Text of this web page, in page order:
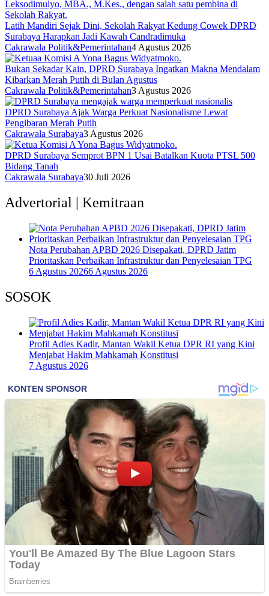
Latih Mandiri Sejak Dini, Sekolah Rakyat Kedung Cowek DPRD
Surabaya Harapkan Jadi Kawah Candradimuka
Cakrawala Politik&Pemerintahan4 Agustus 2026
Bukan Sekadar Kain, DPRD Surabaya Ingatkan Makna Mendalam
Kibarkan Merah Putih di Bulan Agustus
Cakrawala Politik&Pemerintahan3 Agustus 2026
DPRD Surabaya Ajak Warga Perkuat Nasionalisme Lewat
Pengibaran Merah Putih
Cakrawala Surabaya3 Agustus 2026
DPRD Surabaya Semprot BPN 1 Usai Batalkan Kuota PTSL 500
Bidang Tanah
Cakrawala Surabaya30 Juli 2026
Advertorial | Kemitraan
Nota Perubahan APBD 2026 Disepakati, DPRD Jatim
Prioritaskan Perbaikan Infrastruktur dan Penyelesaian TPG
6 Agustus 20266 Agustus 2026
SOSOK
Profil Adies Kadir, Mantan Wakil Ketua DPR RI yang Kini
Menjabat Hakim Mahkamah Konstitusi
7 Agustus 2026